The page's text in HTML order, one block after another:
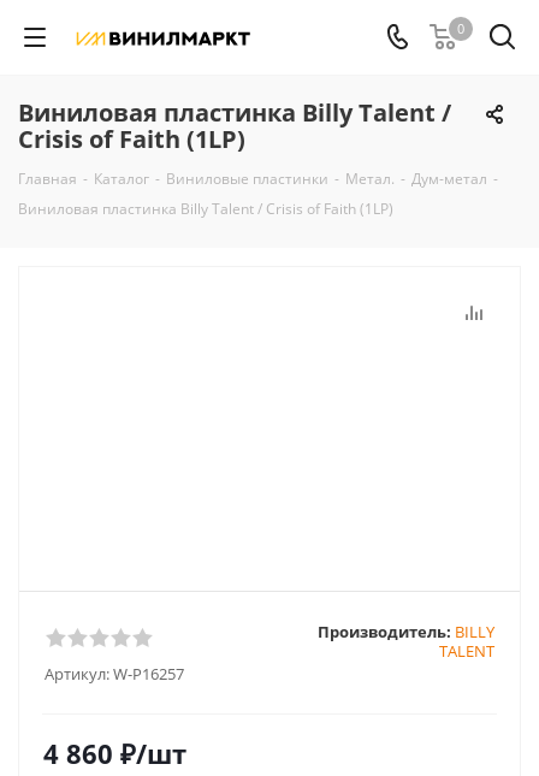
0
Виниловая пластинка Billy Talent /
Crisis of Faith (1LP)
Главная - Каталог - Виниловые пластинки - Метал. - Дум-метал -
Виниловая пластинка Billy Talent / Crisis of Faith (1LP)
Артикул:W-P16257
Производитель: BILLY
TALENT
4 860 ₽/шт